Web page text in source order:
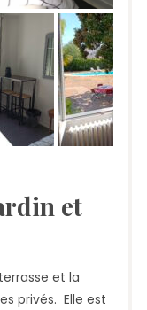
et
et la
privés. Elle est